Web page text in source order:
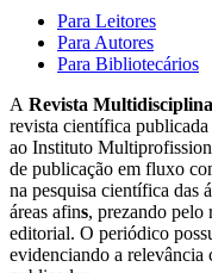
Para Leitores
Para Autores
Para Bibliotecários
A Revista
revista científica publicada
ao Instituto
de publicação em fluxo
na pesquisa científica das
áreas afins, prezando pelo
editorial. O periódico
evidenciando a relevância